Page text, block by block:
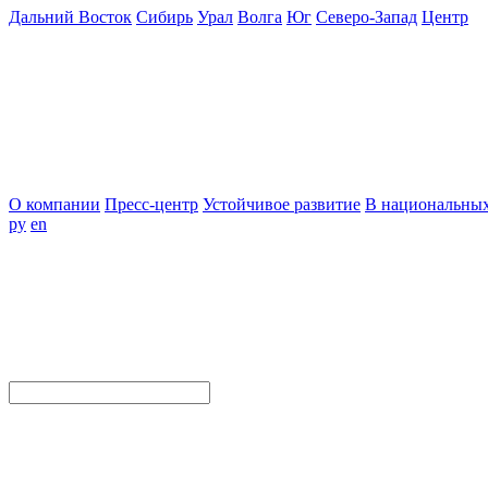
Дальний Восток Сибирь Урал Волга Юг Северо-Запад Центр
О компании Пресс-центр Устойчивое развитие В
ру en